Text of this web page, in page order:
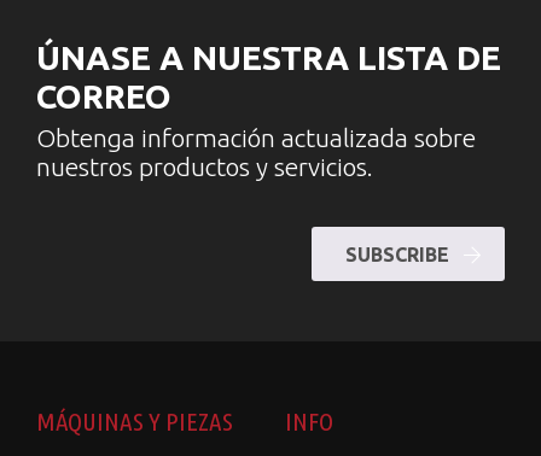
ÚNASE A NUESTRA LISTA DE
CORREO
Obtenga información actualizada sobre
nuestros productos y servicios.
SUBSCRIBE
MÁQUINAS Y PIEZAS INFO